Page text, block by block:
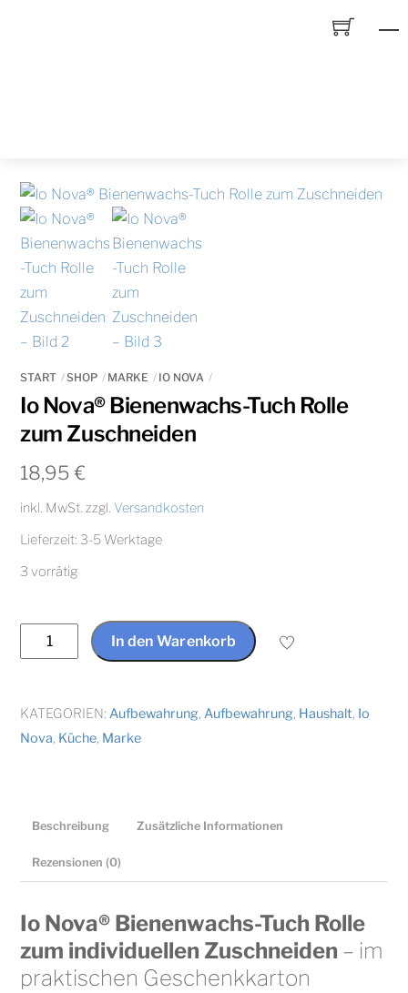
START SHOP MARKE IO NOVA
Io Nova® Bienenwachs-Tuch Rolle
zum Zuschneiden
18,95€
inkl. MwSt. zzgl. Versandkosten
Lieferzeit: 3-5 Werktage
3 vorrätig
Nova®
Tuch
Rolle
In den Warenkorb
KATEGORIEN:Aufbewahrung,Aufbewahrung, Haushalt, Io
Nova, Küche, Marke
Beschreibung Zusätzliche Informationen
Rezensionen (0)
Io Nova® Bienenwachs-Tuch Rolle
zum individuellen Zuschneiden – im
praktischen Geschenkkarton